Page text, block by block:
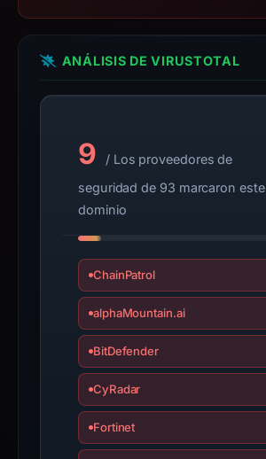
collection.
This
bound
Avoid
interacting
with
domain;
appeal
ANÁLISIS DE VIRUSTOTAL
9
/ Los proveedores de
seguridad de 93 marcaron este
dominio
ChainPatrol
alphaMountain.ai
BitDefender
CyRadar
Fortinet